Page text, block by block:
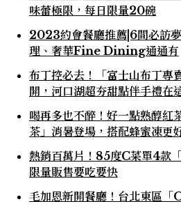
味蕾極限，每日限量20碗
2023約會餐廳推薦|6間必訪
理、奢華Fine Dining通通有
布丁控必去！「富士山布丁專
開，河口湖超夯甜點伴手禮在
喝再多也不醉！好一點熟醇紅
茶」消暑登場，搭配蜂蜜凍更
熱銷百萬片！85度C菜單4款
限量販售要吃要快
毛加恩新開餐廳！台北東區